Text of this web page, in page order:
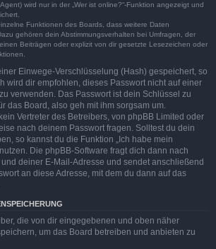
wird nur in der „Wer ist online?“-Funktion angezeigt und
Funktionen des Boards, dass weitere Daten
gehören dein Abstimmungsverhalten bei Umfragen, der
Beiträgen oder explizit von dir gesetzte Lesezeichen oder
Einwege-Verschlüsselung (Hash) gespeichert, so
wird dir empfohlen, dieses Passwort nicht auf einer
verwenden. Das Passwort ist dein Schlüssel zu
das Board, also geh mit ihm sorgsam um.
Vertreter des Betreibers, von phpBB Limited oder
nach deinem Passwort fragen. Solltest du dein
so kannst du die Funktion „Ich habe mein
Die phpBB-Software fragt dich dann nach
deiner E-Mail-Adresse und sendet anschließend
an diese Adresse, mit dem du dann auf das
die von dir eingegebenen und oben näher
um das Board betreiben und anbieten zu